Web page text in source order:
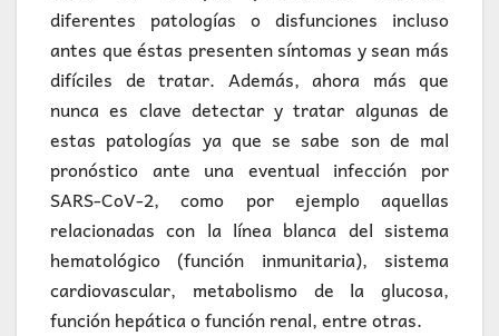
diferentes patologías o disfunciones incluso
antes que éstas presenten síntomas y sean más
difíciles de tratar. Además, ahora más que
nunca es clave detectar y tratar algunas de
estas patologías ya que se sabe son de mal
pronóstico ante una eventual infección por
SARS-CoV-2, como por ejemplo aquellas
relacionadas con la línea blanca del sistema
hematológico (función inmunitaria), sistema
cardiovascular, metabolismo de la glucosa,
función hepática o función renal, entre otras.